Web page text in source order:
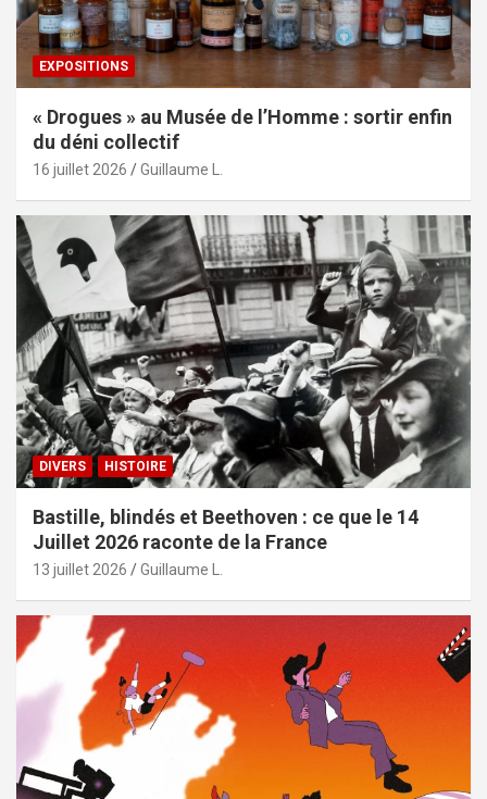
EXPOSITIONS
« Drogues » au Musée de l’Homme : sortir enfin
du déni collectif
16 juillet 2026 Guillaume L.
DIVERS HISTOIRE
Bastille, blindés et Beethoven : ce que le 14
Juillet 2026 raconte de la France
13 juillet 2026 Guillaume L.